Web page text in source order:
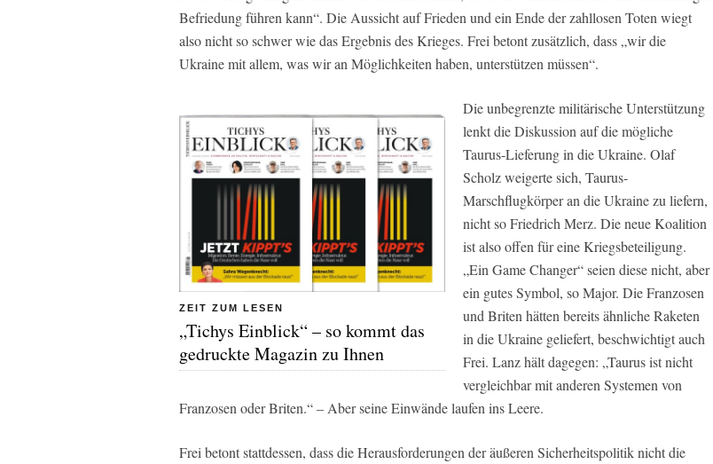
Befriedung führen kann“. Die Aussicht auf Frieden und ein Ende der zahllosen Toten wiegt
also nicht so schwer wie das Ergebnis des Krieges. Frei betont zusätzlich, dass „wir die
Ukraine mit allem, was wir an Möglichkeiten haben, unterstützen müssen“.
ZEIT ZUM LESEN
„Tichys Einblick“ – so kommt das
gedruckte Magazin zu Ihnen
Die unbegrenzte militärische Unterstützung
lenkt die Diskussion auf die mögliche
Taurus-Lieferung in die Ukraine. Olaf
Scholz weigerte sich, Taurus-
Marschflugkörper an die Ukraine zu liefern,
nicht so Friedrich Merz. Die neue Koalition
ist also offen für eine Kriegsbeteiligung.
„Ein Game Changer“ seien diese nicht, aber
ein gutes Symbol, so Major. Die Franzosen
und Briten hätten bereits ähnliche Raketen
in die Ukraine geliefert, beschwichtigt auch
Frei. Lanz hält dagegen: „Taurus ist nicht
vergleichbar mit anderen Systemen von
Franzosen oder Briten.“ – Aber seine Einwände laufen ins Leere.
Frei betont stattdessen, dass die Herausforderungen der äußeren Sicherheitspolitik nicht die